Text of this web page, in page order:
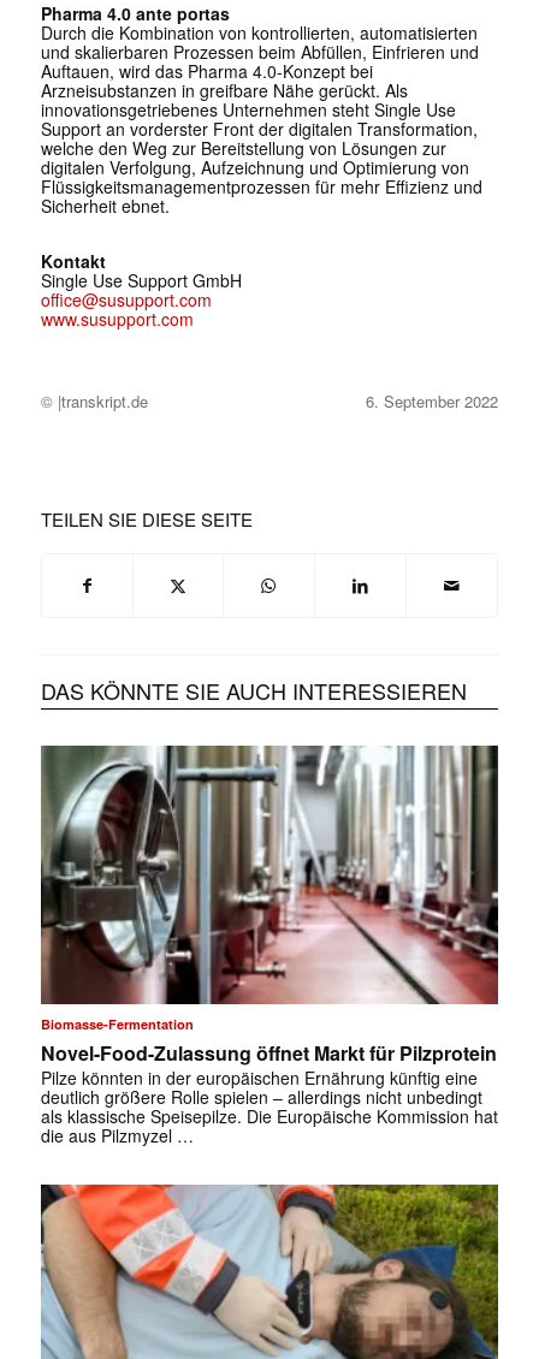
Pharma 4.0 ante portas
Durch die Kombination von kontrollierten, automatisierten
und skalierbaren Prozessen beim Abfüllen, Einfrieren und
Auftauen, wird das Pharma 4.0-Konzept bei
Arzneisubstanzen in greifbare Nähe gerückt. Als
innovationsgetriebenes Unternehmen steht Single Use
Support an vorderster Front der digitalen Transformation,
welche den Weg zur Bereitstellung von Lösungen zur
digitalen Verfolgung, Aufzeichnung und Optimierung von
Flüssigkeitsmanagementprozessen für mehr Effizienz und
Sicherheit ebnet.
Kontakt
Single Use Support GmbH
office@susupport.com
www.susupport.com
© |transkript.de 6. September 2022
TEILEN SIE DIESE SEITE
DAS KÖNNTE SIE AUCH INTERESSIEREN
Biomasse-Fermentation
Novel-Food-Zulassung öffnet Markt für Pilzprotein
Pilze könnten in der europäischen Ernährung künftig eine
deutlich größere Rolle spielen – allerdings nicht unbedingt
als klassische Speisepilze. Die Europäische Kommission hat
die aus Pilzmyzel …